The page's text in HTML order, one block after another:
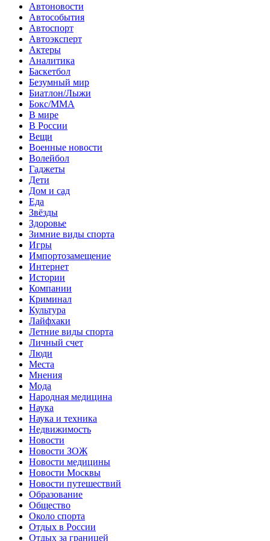
Автоновости
Автособытия
Автоспорт
Автоэксперт
Актеры
Аналитика
Баскетбол
Безумный мир
Биатлон/Лыжи
Бокс/MMA
В мире
В России
Вещи
Военные новости
Волейбол
Гаджеты
Дети
Дом и сад
Еда
Звёзды
Здоровье
Зимние виды спорта
Игры
Импортозамещение
Интернет
Истории
Компании
Криминал
Культура
Лайфхаки
Летние виды спорта
Личный счет
Люди
Места
Мнения
Мода
Народная медицина
Наука
Наука и техника
Недвижимость
Новости
Новости ЗОЖ
Новости медицины
Новости Москвы
Новости путешествий
Образование
Общество
Около спорта
Отдых в России
Отдых за границей